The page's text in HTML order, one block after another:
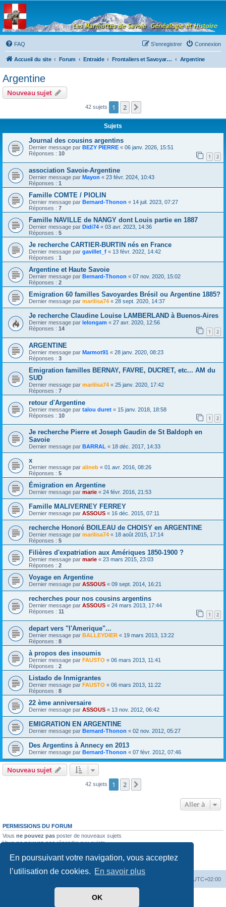
En poursuivant votre navigation, vous acceptez
l’utilisation de cookies. En savoir plus
OK
Les Marmottes de
Savoie
Forum d'entraide généalogique
FAQ
Connexion
S’enregistrer
Accueil du site Forum Entraide Frontaliers et Savoyards à l'étranger Argentine
Argentine
Nouveau sujet
42 sujets 1 2
Sujets
Journal des cousins argentins
Dernier message par BEZY PIERRE « 06 janv. 2026, 15:51
Réponses : 10 1 2
association Savoie-Argentine
Dernier message par Mayon « 23 févr. 2024, 10:43
Réponses : 1
Famille COMTE / PIOLIN
Dernier message par Bernard-Thonon « 14 juil. 2023, 07:27
Réponses : 7
Famille NAVILLE de NANGY dont Louis partie en 1887
Dernier message par Didi74 « 03 avr. 2023, 14:36
Réponses : 5
Je recherche CARTIER-BURTIN nés en France
Dernier message par gavillet_f « 13 févr. 2022, 14:42
Réponses : 1
Argentine et Haute Savoie
Dernier message par Bernard-Thonon « 07 nov. 2020, 15:02
Réponses : 2
Emigration 60 familles Savoyardes Brésil ou Argentine 1885?
Dernier message par marilisa74 « 28 sept. 2020, 14:37
Je recherche Claudine Louise LAMBERLAND à Buenos-Aires
Dernier message par lelongam « 27 avr. 2020, 12:56
Réponses : 14 1 2
ARGENTINE
Dernier message par Marmot91 « 28 janv. 2020, 08:23
Réponses : 3
Emigration familles BERNAY, FAVRE, DUCRET, etc... AM du
SUD
Dernier message par marilisa74 « 25 janv. 2020, 17:42
Réponses : 7
retour d'Argentine
Dernier message par talou duret « 15 janv. 2018, 18:58
Réponses : 10 1 2
Je recherche Pierre et Joseph Gaudin de St Baldoph en
Savoie
Dernier message par BARRAL « 18 déc. 2017, 14:33
x
Dernier message par alineb « 01 avr. 2016, 08:26
Réponses : 5
Émigration en Argentine
Dernier message par marie « 24 févr. 2016, 21:53
Famille MALIVERNEY FERREY
Dernier message par ASSOUS « 16 déc. 2015, 07:11
recherche Honoré BOILEAU de CHOISY en ARGENTINE
Dernier message par marilisa74 « 18 août 2015, 17:14
Réponses : 5
Filières d'expatriation aux Amériques 1850-1900 ?
Dernier message par marie « 23 mars 2015, 23:03
Réponses : 2
Voyage en Argentine
Dernier message par ASSOUS « 09 sept. 2014, 16:21
recherches pour nos cousins argentins
Dernier message par ASSOUS « 24 mars 2013, 17:44
Réponses : 11 1 2
depart vers "l'Amerique"...
Dernier message par BALLEYDIER « 19 mars 2013, 13:22
Réponses : 8
à propos des insoumis
Dernier message par FAUSTO « 06 mars 2013, 11:41
Réponses : 2
Listado de Inmigrantes
Dernier message par FAUSTO « 06 mars 2013, 11:22
Réponses : 8
22 ème anniversaire
Dernier message par ASSOUS « 13 nov. 2012, 06:42
EMIGRATION EN ARGENTINE
Dernier message par Bernard-Thonon « 02 nov. 2012, 05:27
Des Argentins à Annecy en 2013
Dernier message par Bernard-Thonon « 07 févr. 2012, 07:46
Nouveau sujet
42 sujets 1 2
Aller à
PERMISSIONS DU FORUM
Vous ne pouvez pas poster de nouveaux sujets
Vousne pouvez pasrépondre aux sujets
Vousne pouvez passupprimer vos messages
ne pouvez pas joindre des fichiers
UTC+02:00
phpBB ® Forum Software © phpBB Limited